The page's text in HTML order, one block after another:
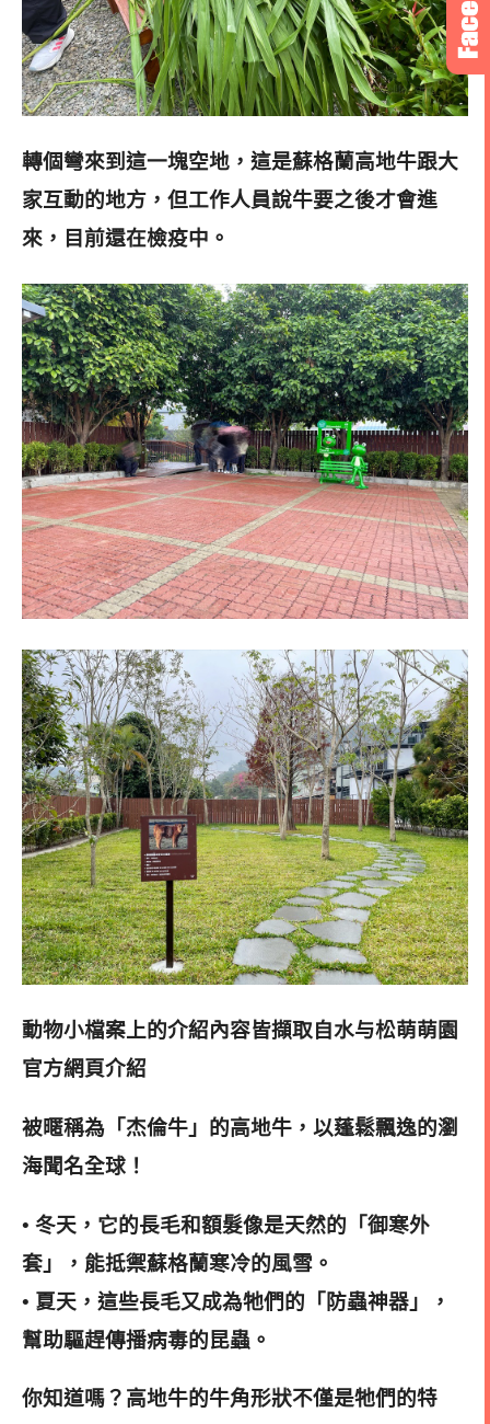
轉個彎來到這一塊空地，這是蘇格蘭高地牛跟大
家互動的地方，但工作人員說牛要之後才會進
來，目前還在檢疫中。
動物小檔案上的介紹內容皆擷取自水与松萌萌園
官方網頁介紹
被暱稱為「杰倫牛」的高地牛，以蓬鬆飄逸的瀏
海聞名全球！
• 冬天，它的長毛和額髮像是天然的「御寒外
套」，能抵禦蘇格蘭寒冷的風雪。
• 夏天，這些長毛又成為牠們的「防蟲神器」，
幫助驅趕傳播病毒的昆蟲。
你知道嗎？高地牛的牛角形狀不僅是牠們的特